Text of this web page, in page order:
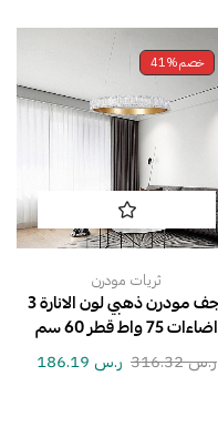
خصم41%
ثريات مودرن
نجف مودرن ذهبي لون الانارة 3
اضاءات 75 واط قطر 60 سم
ر.س316.32 ر.س